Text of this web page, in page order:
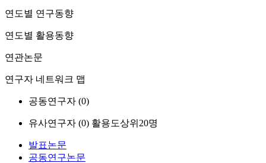
연도별 연구동향
연도별 활용동향
연관논문
연구자 네트워크 맵
공동연구자 (0)
유사연구자 (0) 활용도상위20명
발표논문
공동연구논문